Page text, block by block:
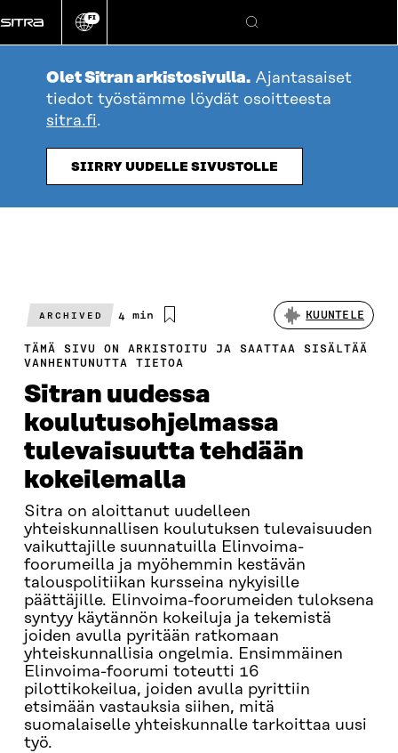
suoraan
sisältöön
Vaihda
kieli
FI
Hae
Olet Sitran arkistosivulla. Ajantasaiset
tiedot työstämme löydät osoitteesta
sitra.fi.
SIIRRY UUDELLE SIVUSTOLLE
ARCHIVED
Arvioitu
4 min KUUNTELE
TÄMÄ SIVU ON ARKISTOITU JA SAATTAA SISÄLTÄÄ
VANHENTUNUTTA TIETOA
Sitran uudessa
koulutusohjelmassa
tulevaisuutta tehdään
kokeilemalla
Sitra on aloittanut uudelleen
yhteiskunnallisen koulutuksen tulevaisuuden
vaikuttajille suunnatuilla Elinvoima-
foorumeilla ja myöhemmin kestävän
talouspolitiikan kursseina nykyisille
päättäjille. Elinvoima-foorumeiden tuloksena
syntyy käytännön kokeiluja ja tekemistä
joiden avulla pyritään ratkomaan
yhteiskunnallisia ongelmia. Ensimmäinen
Elinvoima-foorumi toteutti 16
pilottikokeilua, joiden avulla pyrittiin
etsimään vastauksia siihen, mitä
suomalaiselle yhteiskunnalle tarkoittaa uusi
työ.